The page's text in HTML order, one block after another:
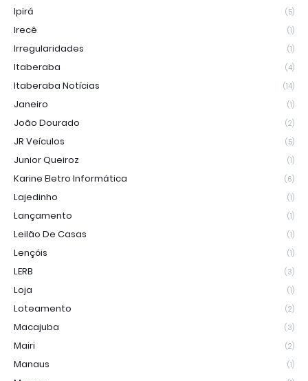
Ipirá (5)
Irecê (1)
Irregularidades (1)
Itaberaba (4)
Itaberaba Notícias (14)
Janeiro (1)
João Dourado (2)
JR Veículos (5)
Junior Queiroz (1)
Karine Eletro Informática (6)
Lajedinho (1)
Lançamento (1)
Leilão De Casas (1)
Lençóis (1)
LERB (3)
Loja (1)
Loteamento (2)
Macajuba (3)
Mairi (2)
Manaus (1)